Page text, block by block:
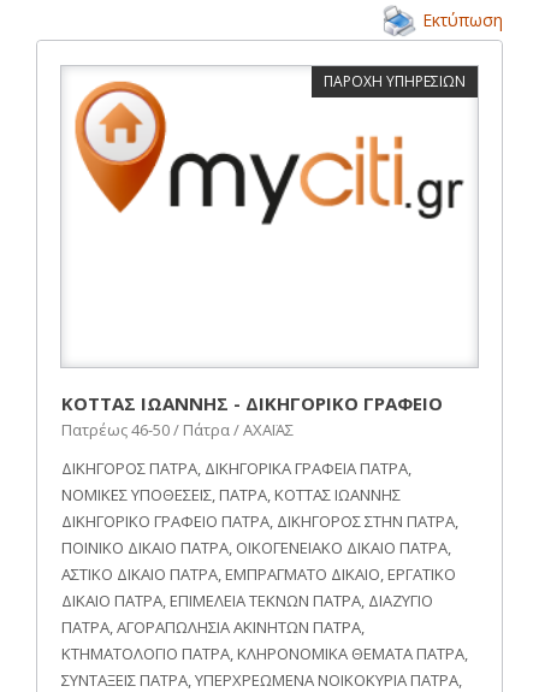
Εκτύπωση
ΠΑΡΟΧΗ ΥΠΗΡΕΣΙΩΝ
ΚΟΤΤΑΣ ΙΩΑΝΝΗΣ - ΔΙΚΗΓΟΡΙΚΟ ΓΡΑΦΕΙΟ
Πατρέως 46-50 / Πάτρα / ΑΧΑΪΑΣ
ΔΙΚΗΓΟΡΟΣ ΠΑΤΡΑ, ΔΙΚΗΓΟΡΙΚΑ ΓΡΑΦΕΙΑ ΠΑΤΡΑ,
ΝΟΜΙΚΕΣ ΥΠΟΘΕΣΕΙΣ, ΠΑΤΡΑ, ΚΟΤΤΑΣ ΙΩΑΝΝΗΣ
ΔΙΚΗΓΟΡΙΚΟ ΓΡΑΦΕΙΟ ΠΑΤΡΑ, ΔΙΚΗΓΟΡΟΣ ΣΤΗΝ ΠΑΤΡΑ,
ΠΟΙΝΙΚΟ ΔΙΚΑΙΟ ΠΑΤΡΑ, ΟΙΚΟΓΕΝΕΙΑΚΟ ΔΙΚΑΙΟ ΠΑΤΡΑ,
ΑΣΤΙΚΟ ΔΙΚΑΙΟ ΠΑΤΡΑ, ΕΜΠΡΑΓΜΑΤΟ ΔΙΚΑΙΟ, ΕΡΓΑΤΙΚΟ
ΔΙΚΑΙΟ ΠΑΤΡΑ, ΕΠΙΜΕΛΕΙΑ ΤΕΚΝΩΝ ΠΑΤΡΑ, ΔΙΑΖΥΓΙΟ
ΠΑΤΡΑ, ΑΓΟΡΑΠΩΛΗΣΙΑ ΑΚΙΝΗΤΩΝ ΠΑΤΡΑ,
ΚΤΗΜΑΤΟΛΟΓΙΟ ΠΑΤΡΑ, ΚΛΗΡΟΝΟΜΙΚΑ ΘΕΜΑΤΑ ΠΑΤΡΑ,
ΣΥΝΤΑΞΕΙΣ ΠΑΤΡΑ, ΥΠΕΡΧΡΕΩΜΕΝΑ ΝΟΙΚΟΚΥΡΙΑ ΠΑΤΡΑ,